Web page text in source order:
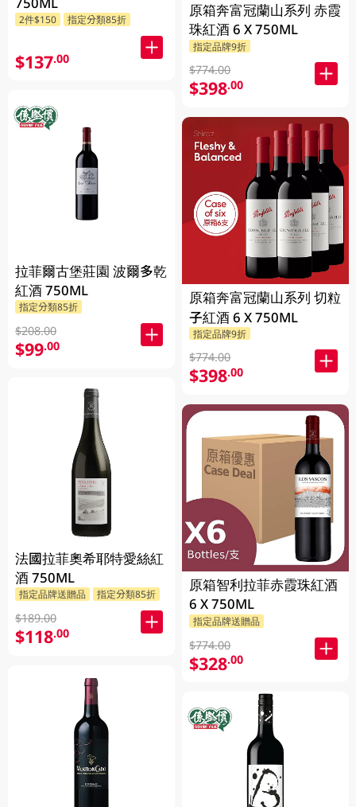
2件$150 指定分類85折
$137.00
拉菲爾古堡莊園 波爾多乾
紅酒 750ML
指定分類85折
$208.00
$99.00
法國拉菲奧希耶特愛絲紅
酒 750ML
指定品牌送贈品 指定分類85折
$189.00
$118.00
原箱奔富冠蘭山系列 赤霞
珠紅酒 6 X 750ML
指定品牌9折
$774.00
$398.00
原箱奔富冠蘭山系列 切粒
子紅酒 6 X 750ML
指定品牌9折
$774.00
$398.00
原箱智利拉菲赤霞珠紅酒
6 X 750ML
指定品牌送贈品
$774.00
$328.00